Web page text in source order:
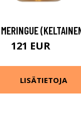
MERINGUE
121 EUR
LISÄTIETOJA